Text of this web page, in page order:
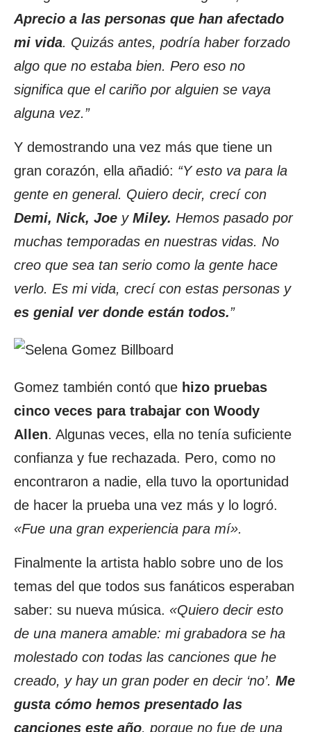
Aprecio a las personas que han afectado
mi vida. Quizás antes, podría haber forzado
algo que no estaba bien. Pero eso no
significa que el cariño por alguien se vaya
alguna vez.”
Y demostrando una vez más que tiene un
gran corazón, ella añadió: “Y esto va para la
gente en general. Quiero decir, crecí con
Demi, Nick, Joe y Miley. Hemos pasado por
muchas temporadas en nuestras vidas. No
creo que sea tan serio como la gente hace
verlo. Es mi vida, crecí con estas personas y
es genial ver donde están todos.”
Gomez también contó que hizo pruebas
cinco veces para trabajar con Woody
Allen. Algunas veces, ella no tenía suficiente
confianza y fue rechazada. Pero, como no
encontraron a nadie, ella tuvo la oportunidad
de hacer la prueba una vez más y lo logró.
«Fue una gran experiencia para mí».
Finalmente la artista hablo sobre uno de los
temas del que todos sus fanáticos esperaban
saber: su nueva música. «Quiero decir esto
de una manera amable: mi grabadora se ha
molestado con todas las canciones que he
creado, y hay un gran poder en decir ‘no’. Me
gusta cómo hemos presentado las
canciones este año, porque no fue de una